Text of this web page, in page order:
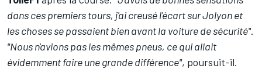
dans ces premiers tours, j'ai creusé l'écart sur Jolyon et
les choses se passaient bien avant la voiture de sécurité".
"Nous n'avions pas les mêmes pneus, ce qui allait
évidemment faire une grande différence", poursuit-il.